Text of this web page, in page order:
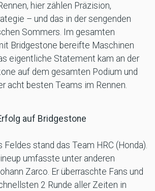
hier zählen Präzision,
– und das in der sengenden
Sommers. Im gesamten
Bridgestone bereifte Maschinen
eigentliche Statement kam an der
auf dem gesamten Podium und
acht besten Teams im Rennen.
auf Bridgestone
Feldes stand das Team HRC (Honda).
umfasste unter anderen
Zarco. Er überraschte Fans und
2 Runde aller Zeiten in